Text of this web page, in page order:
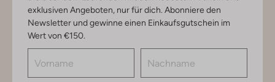
exklusiven Angeboten, nur für dich. Abonniere den
Newsletter und gewinne einen Einkaufsgutschein im
Wert von €150.